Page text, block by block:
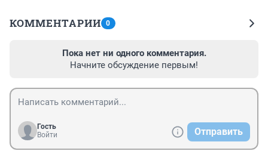
КОММЕНТАРИИ 0
Пока нет ни одного комментария.
Начните обсуждение первым!
Гость
Войти
Отправить